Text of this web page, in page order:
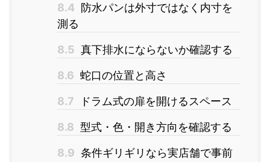
8.4 防水パンは外寸ではなく内寸を
測る
8.5 真下排水にならないか確認する
8.6 蛇口の位置と高さ
8.7 ドラム式の扉を開けるスペース
8.8 型式・色・開き方向を確認する
8.9 条件ギリギリなら実店舗で事前